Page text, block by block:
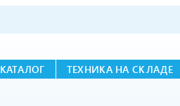
КАТАЛОГ ТЕХНИКА НА СКЛАДЕ